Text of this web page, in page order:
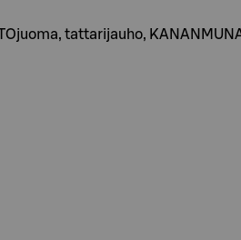
tattarijauho,